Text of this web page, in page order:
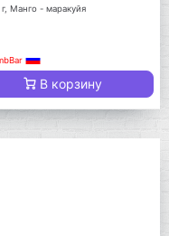
Манго - маракуйя
В корзину